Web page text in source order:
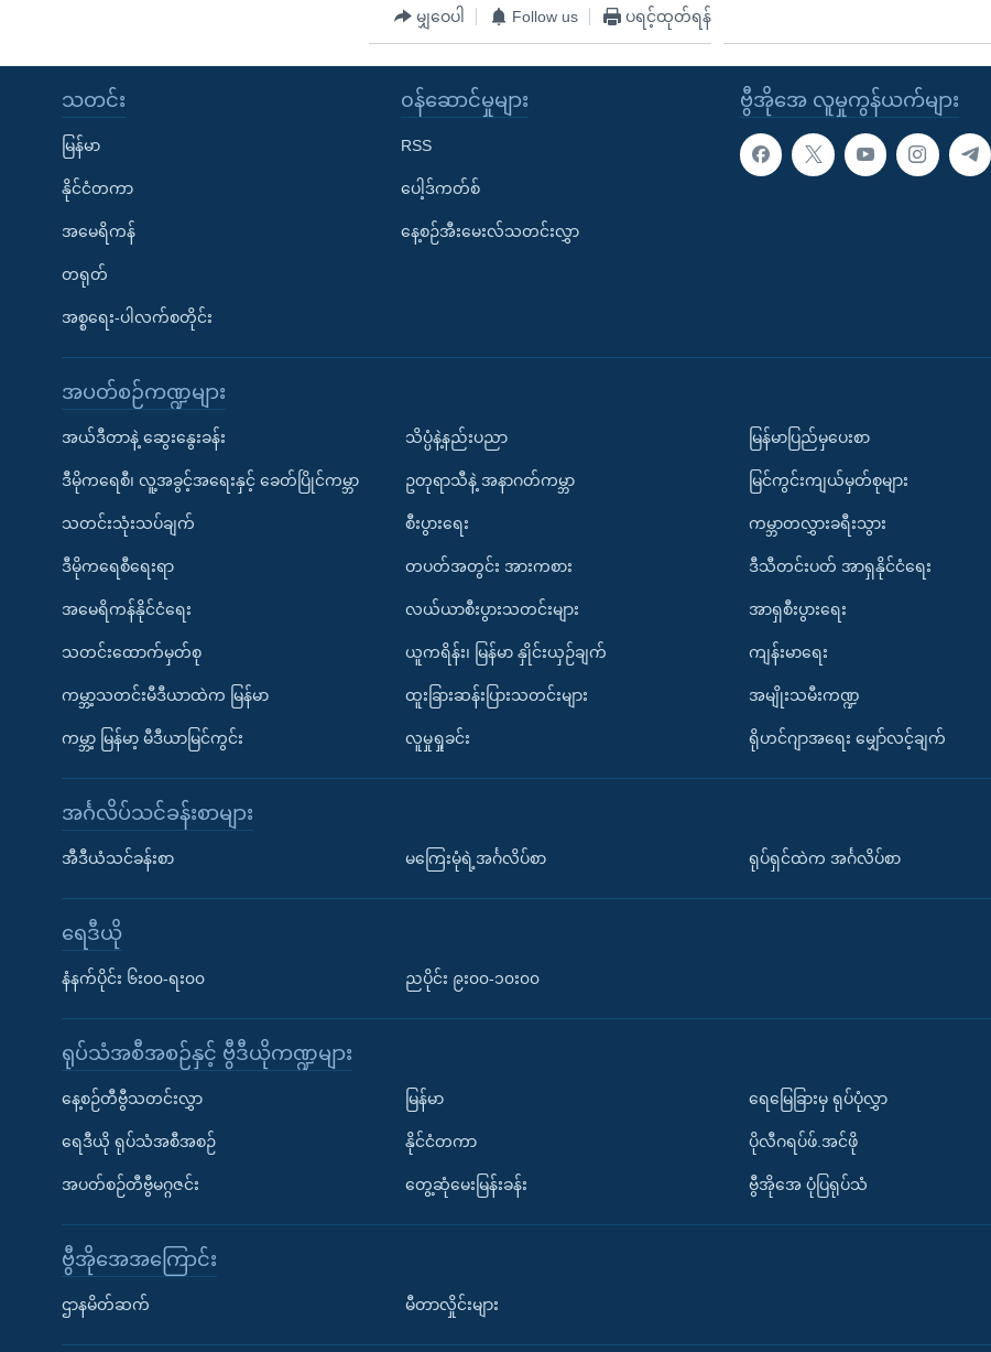
မျှဝေပါ Follow us ပရင့်ထုတ်ရန်
ဗွီအိုအေ လူမှုကွန်ယက်များ
သတင်း
မြန်မာ
နိုင်ငံတကာ
အမေရိကန်
တရုတ်
အစ္စရေး-ပါလက်စတိုင်း
၀န်ဆောင်မှုများ
RSS
ပေါ့ဒ်ကတ်စ်
နေ့စဉ်အီးမေးလ်သတင်းလွှာ
အပတ်စဉ်ကဏ္ဍများ
အယ်ဒီတာနဲ့ ဆွေးနွေးခန်း
ဒီမိုကရေစီ၊ လူ့အခွင့်အရေးနှင့် ခေတ်ပြိုင်ကမ္ဘာ
သတင်းသုံးသပ်ချက်
ဒီမိုကရေစီရေးရာ
အမေရိကန်နိုင်ငံရေး
သတင်းထောက်မှတ်စု
ကမ္ဘာ့သတင်းမီဒီယာထဲက မြန်မာ
ကမ္ဘာ့ မြန်မာ့ မီဒီယာမြင်ကွင်း
သိပ္ပံနဲ့နည်းပညာ
ဥတုရာသီနဲ့ အနာဂတ်ကမ္ဘာ
စီးပွားရေး
တပတ်အတွင်း အားကစား
လယ်ယာစီးပွားသတင်းများ
ယူကရိန်း၊ မြန်မာ နှိုင်းယှဉ်ချက်
ထူးခြားဆန်းပြားသတင်းများ
လူမှုရှုခင်း
မြန်မာပြည်မှပေးစာ
မြင်ကွင်းကျယ်မှတ်စုများ
ကမ္ဘာတလွှားခရီးသွား
ဒီသီတင်းပတ် အာရှနိုင်ငံရေး
အာရှစီးပွားရေး
ကျန်းမာရေး
အမျိုးသမီးကဏ္ဍ
ရိုဟင်ဂျာအရေး မျှော်လင့်ချက်
အင်္ဂလိပ်သင်ခန်းစာများ
အီဒီယံသင်ခန်းစာ မကြေးမုံရဲ့အင်္ဂလိပ်စာ ရုပ်ရှင်ထဲက အင်္ဂလိပ်စာ
ရေဒီယို
နံနက်ပိုင်း ၆း၀၀-ရး၀၀ ညပိုင်း ၉း၀၀-၁၀း၀၀
ရုပ်သံအစီအစဉ်နှင့် ဗွီဒီယိုကဏ္ဍများ
နေ့စဉ်တီဗွီသတင်းလွှာ
ရေဒီယို ရုပ်သံအစီအစဉ်
အပတ်စဉ်တီဗွီမဂ္ဂဇင်း
မြန်မာ
နိုင်ငံတကာ
တွေ့ဆုံမေးမြန်းခန်း
ရေမြေခြားမှ ရုပ်ပုံလွှာ
ပိုလီဂရပ်ဖ်.အင်ဖို
ဗွီအိုအေ ပုံပြရုပ်သံ
ဗွီအိုအေအကြောင်း
ဌာနမိတ်ဆက် မီတာလှိုင်းများ